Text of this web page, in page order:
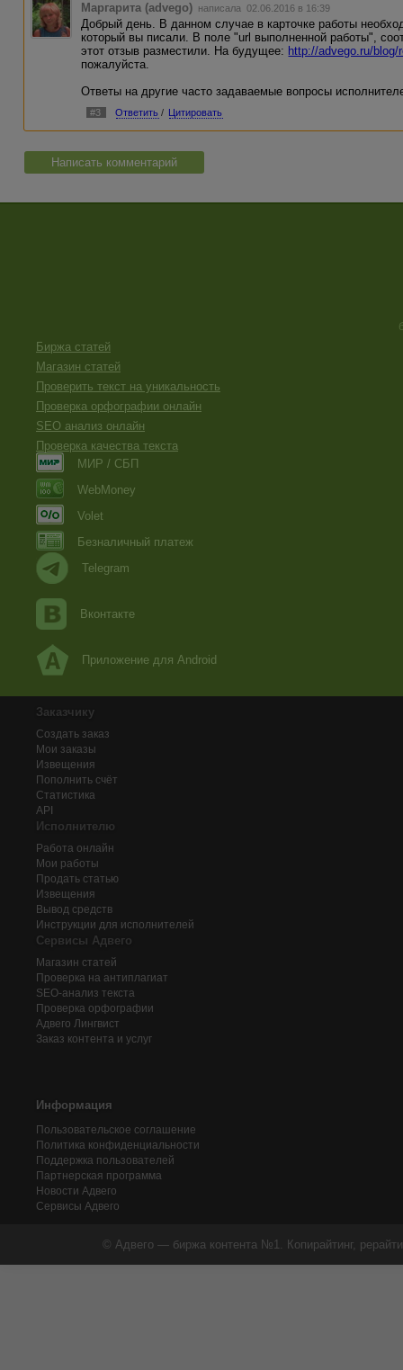
Маргарита (advego) написала 02.06.2016 в 16:39
Добрый день. В данном случае в карточке работы
который вы писали. В поле "url выполненной работы",
этот отзыв разместили. На будущее: http://advego.ru/blog/
пожалуйста.
Ответы на другие часто задаваемые вопросы
#3 Ответить / Цитировать
Написать комментарий
Биржа статей
Магазин статей
Проверить текст на уникальность
Проверка орфографии онлайн
SEO анализ онлайн
Проверка качества текста
МИР / СБП
WebMoney
Volet
Безналичный платеж
Telegram
Вконтакте
Приложение для Android
Заказчику
Создать заказ
Мои заказы
Извещения
Пополнить счёт
Статистика
API
Исполнителю
Работа онлайн
Мои работы
Продать статью
Извещения
Вывод средств
Инструкции для исполнителей
Сервисы Адвего
Магазин статей
Проверка на антиплагиат
SEO-анализ текста
Проверка орфографии
Адвего Лингвист
Заказ контента и услуг
Информация
Пользовательское соглашение
Политика конфиденциальности
Поддержка пользователей
Партнерская программа
Новости Адвего
Сервисы Адвего
© Адвего — биржа контента №1. Копирайтинг,